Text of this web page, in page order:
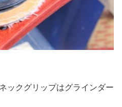
ックグリップはグラインダー